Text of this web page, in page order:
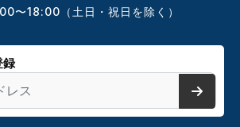
〜18:00（土日・祝日を除く）
録